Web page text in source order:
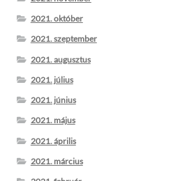
2021. október
2021. szeptember
2021. augusztus
2021. július
2021. június
2021. május
2021. április
2021. március